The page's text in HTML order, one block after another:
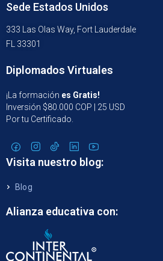
Sede Estados Unidos
333 Las Olas Way, Fort Lauderdale
FL 33301
Diplomados Virtuales
¡La formación es Gratis!
Inversión $80.000 COP | 25 USD
Por tu Certificado.
Visita nuestro blog:
Blog
Alianza educativa con: